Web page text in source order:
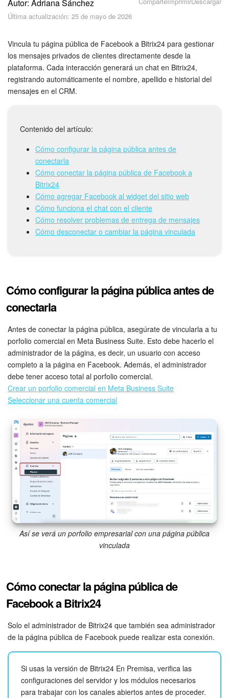
Seguridad
Cómo empezar
Feed
Collabs
Calendario
Bitrix24 Drive
Webmail
Grupos de trabajo
CoPilot - IA en Bitrix24
CRM
Reserva
Contact center
Sales center
CRM Analytics
BI Builder
Bitrix24 Market
Sitios web
Tienda Online
Tienda CRM
Empleados
Base de conocimientos
Firma electrónica para RR. HH.
Autor: Adriana Sánchez
Última actualización: 25 de mayo de 2026
Vincula tu página pública de Facebook a Bitrix24 para gestionar
los mensajes privados de clientes directamente desde la
plataforma. Cada interacción generará un chat en Bitrix24,
registrando automáticamente el nombre, apellido e historial del
mensajes en el CRM.
Contenido del artículo:
Cómo configurar la página pública antes de
conectarla
Cómo conectar la página pública de Facebook a
Bitrix24
Cómo agregar Facebook al widget del sitio web
Cómo funciona el chat con el cliente
Cómo resolver problemas de entrega de mensajes
Cómo desconectar o cambiar la página vinculada
Cómo configurar la página pública antes de
conectarla
Antes de conectar la página pública, asegúrate de vincularla a tu
porfolio comercial en Meta Business Suite. Esto debe hacerlo el
administrador de la página, es decir, un usuario con acceso
completo a la página en Facebook. Además, el administrador
debe tener acceso total al porfolio comercial.
Crear un porfolio comercial en Meta Business Suite
Seleccionar una cuenta comercial
Así se verá un porfolio empresarial con una página pública
vinculada
Cómo conectar la página pública de
Facebook a Bitrix24
Solo el administrador de Bitrix24 que también sea administrador
de la página pública de Facebook puede realizar esta conexión.
Si usas la versión de Bitrix24 En Premisa, verifica las
configuraciones del servidor y los módulos necesarios
para trabajar con los canales abiertos antes de proceder.